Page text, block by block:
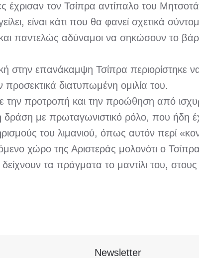
έχρισαν τον Τσίπρα αντίπαλο του
είναι κάτι που θα φανεί σχετικά
και παντελώς αδύναμοι να σηκώσουν το
στην επανάκαμψη Τσίπρα περιορίστηκε
διατυπωμένη ομιλία του.
την προτροπή και την προώθηση από
δράση με πρωταγωνιστικό ρόλο, που
του λιμανιού, όπως αυτόν περί
χώρο της Αριστεράς μολονότι ο
τα πράγματα το μαντίλι του,
Newsletter